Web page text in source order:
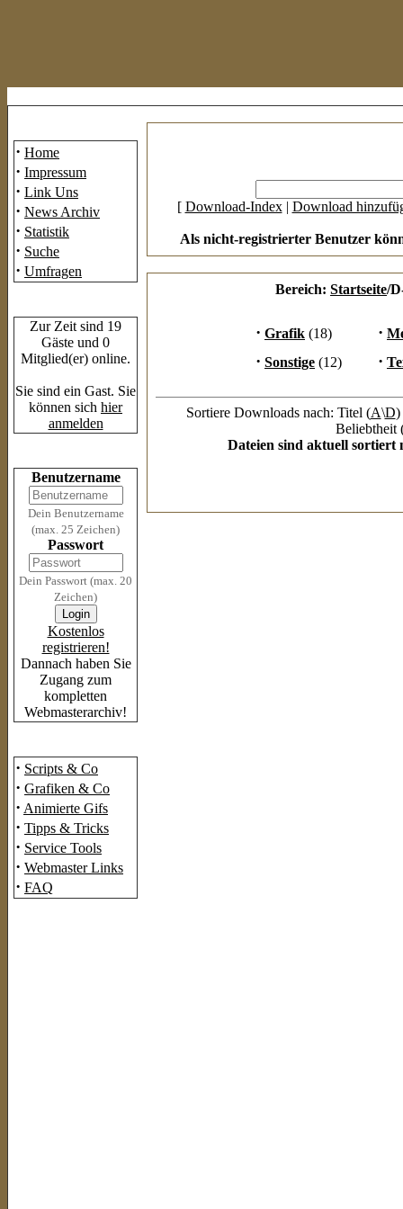
· Home
· Impressum
· Link Uns
· News Archiv
· Statistik
· Suche
· Umfragen
Zur Zeit sind 19
Gäste und 0
Mitglied(er) online.
Sie sind ein Gast. Sie
können sich hier
anmelden
Benutzername
Dein Benutzername
(max. 25 Zeichen)
Passwort
Dein Passwort (max. 20
Zeichen)
Kostenlos
registrieren!
Dannach haben Sie
Zugang zum
kompletten
Webmasterarchiv!
· Scripts & Co
· Grafiken & Co
· Animierte Gifs
· Tipps & Tricks
· Service Tools
· Webmaster Links
· FAQ
[ Download-Index| Download
Als nicht-registrierter Benutzer
Bereich: Startseite/
· Grafik (18) ·
· Sonstige (12) ·
Sortiere Downloads nach: Titel (A\D)
Beliebtheit
Dateien sind aktuell sortiert